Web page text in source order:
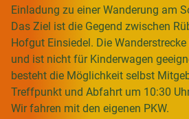
Einladung zu einer Wanderung am
Das Ziel ist die Gegend zwischen
Hofgut Einsiedel. Die
und ist nicht für Kinderwagen
besteht die Möglichkeit selbst
Treffpunkt und Abfahrt um 10:30
Wir fahren mit den eigenen PKW.